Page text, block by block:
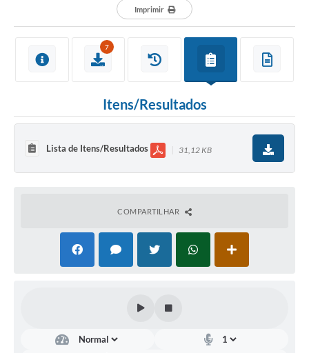
Imprimir
7
Itens/Resultados
Lista de Itens/Resultados 31,12 KB
COMPARTILHAR